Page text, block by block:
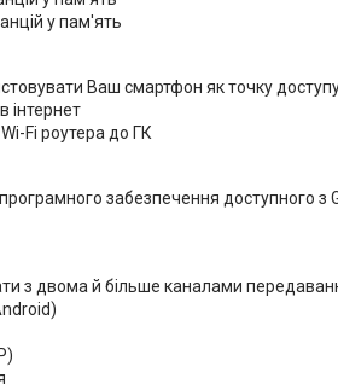
у пам'ять
Ваш смартфон як точку
інтернет
Fi роутера до ГК
забезпечення доступного з
з двома й більше каналами